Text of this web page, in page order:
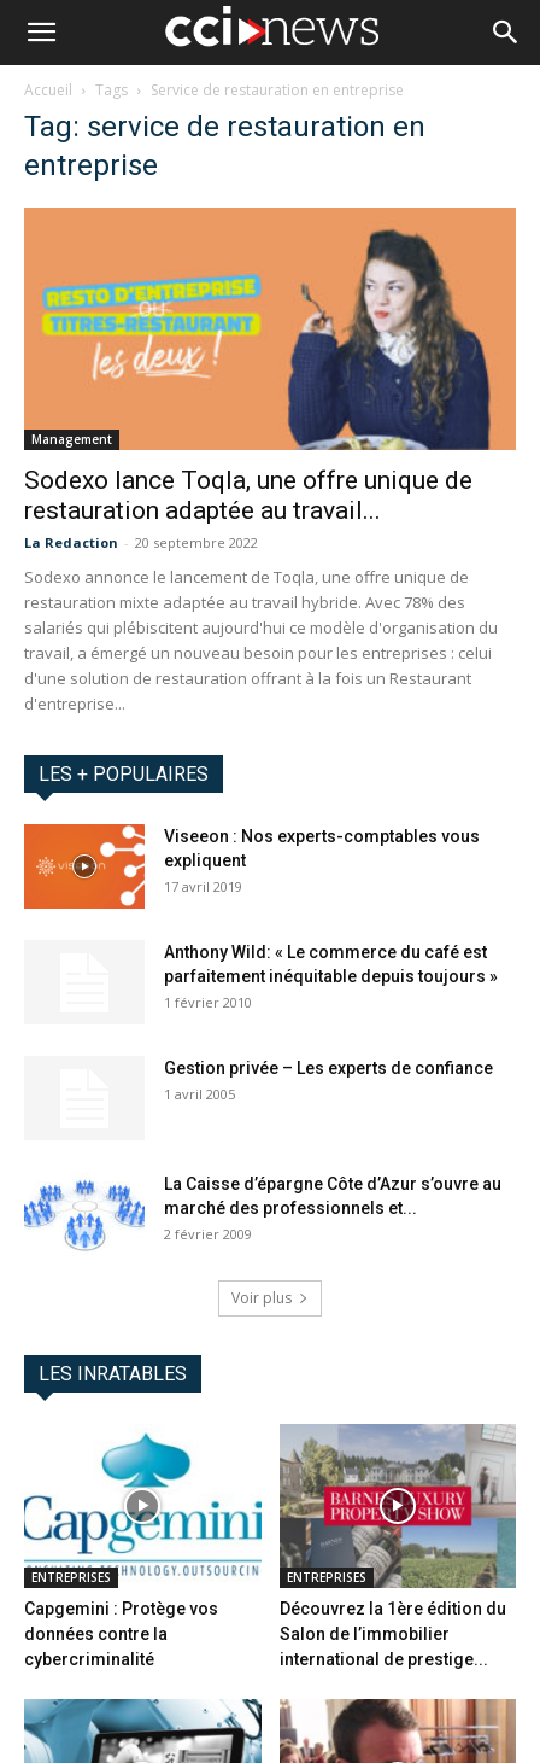
Accueil Tags Service de restauration en entreprise
Tag: service de restauration en
entreprise
Management
Sodexo lance Toqla, une offre unique de
restauration adaptée au travail...
La Redaction - 20 septembre 2022
Sodexo annonce le lancement de Toqla, une offre unique de
restauration mixte adaptée au travail hybride. Avec 78% des
salariés qui plébiscitent aujourd'hui ce modèle d'organisation du
travail, a émergé un nouveau besoin pour les entreprises : celui
d'une solution de restauration offrant à la fois un Restaurant
d'entreprise...
LES + POPULAIRES
Viseeon : Nos experts-comptables vous
expliquent
17 avril 2019
Anthony Wild: « Le commerce du café est
parfaitement inéquitable depuis toujours »
1 février 2010
Gestion privée – Les experts de confiance
1 avril 2005
La Caisse d’épargne Côte d’Azur s’ouvre au
marché des professionnels et...
2 février 2009
Voir plus
LES INRATABLES
ENTREPRISES
Capgemini : Protège vos
données contre la
cybercriminalité
ENTREPRISES
Découvrez la 1ère édition du
Salon de l’immobilier
international de prestige...